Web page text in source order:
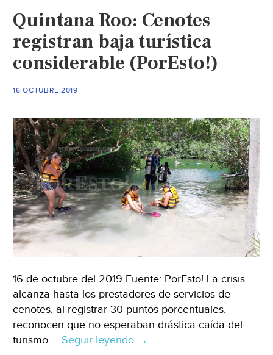
de
aventura
busca
proteger
Quintana Roo: Cenotes
registran baja turística
considerable (PorEsto!)
16 OCTUBRE 2019
16 de octubre del 2019 Fuente: PorEsto! La crisis
alcanza hasta los prestadores de servicios de
cenotes, al registrar 30 puntos porcentuales,
reconocen que no esperaban drástica caída del
turismo … Seguir leyendo Quintana
→